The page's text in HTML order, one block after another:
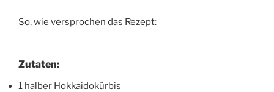
So, wie versprochen das Rezept:
Zutaten:
1 halber Hokkaidokürbis